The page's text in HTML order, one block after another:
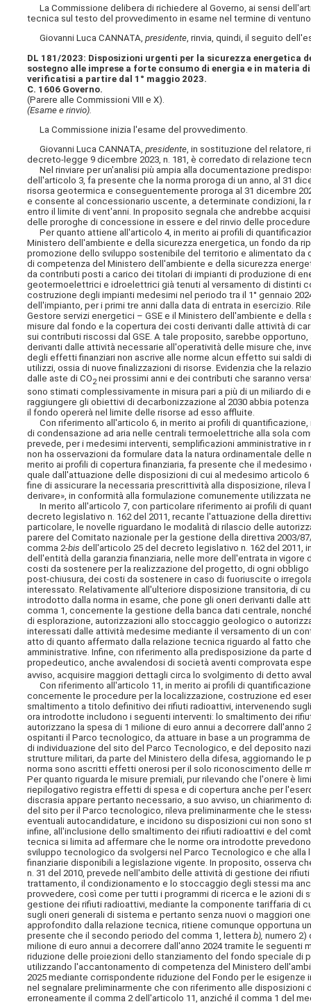
La Commissione delibera di richiedere al Governo, ai sensi
tecnica sul testo del provvedimento in esame nel termine di
Giovanni Luca CANNATA,presidente, rinvia, quindi, il seguito
DL 181/2023: Disposizioni urgenti per la sicurezza energetica
sostegno alle imprese a forte consumo di energia e in
verificatisi a partire dal 1° maggio 2023.
C. 1606 Governo.
(Parere alle Commissioni VIII e X).
(Esame e rinvio).
La Commissione inizia l'esame del provvedimento.
Giovanni Luca CANNATA,presidente, in sostituzione del relatore,
decreto-legge 9 dicembre 2023, n. 181, è corredato di relazione
Nel rinviare per un'analisi più ampia alla documentazione
dell'articolo 3, fa presente che la norma proroga di un anno, al 31
risorsa geotermica e conseguentemente proroga al 31 dicembre
e consente al concessionario uscente, a determinate condizioni,
entro il limite di vent'anni. In proposito segnala che andrebbe
delle proroghe di concessione in essere e del rinvio delle
Per quanto attiene all'articolo 4, in merito ai profili di
Ministero dell'ambiente e della sicurezza energetica, un fondo da
promozione dello sviluppo sostenibile del territorio e alimentato
di competenza del Ministero dell'ambiente e della sicurezza
da contributi posti a carico dei titolari di impianti di produzione di
geotermoelettrici e idroelettrici già tenuti al versamento di distinti
costruzione degli impianti medesimi nel periodo tra il 1° gennaio
dell'impianto, per i primi tre anni dalla data di entrata in esercizio.
Gestore servizi energetici – GSE e il Ministero dell'ambiente e
misure dal fondo e la copertura dei costi derivanti dalle attività di
sui contributi riscossi dal GSE. A tale proposito, sarebbe
derivanti dalle attività necessarie all'operatività delle misure che,
degli effetti finanziari non ascrive alle norme alcun effetto sui saldi
utilizzi, ossia di nuove finalizzazioni di risorse. Evidenzia che la
dalle aste di CO2 nei prossimi anni e dei contributi che saranno
sono stimati complessivamente in misura pari a più di un miliardo
raggiungere gli obiettivi di decarbonizzazione al 2030 abbia
il fondo opererà nel limite delle risorse ad esso affluite.
Con riferimento all'articolo 6, in merito ai profili di
di condensazione ad aria nelle centrali termoelettriche alla sola
prevede, per i medesimi interventi, semplificazioni amministrative
non ha osservazioni da formulare data la natura ordinamentale
merito ai profili di copertura finanziaria, fa presente che il
quale dall'attuazione delle disposizioni di cui al medesimo articolo
fine di assicurare la necessaria prescrittività alla disposizione,
derivare», in conformità alla formulazione comunemente utilizzata
In merito all'articolo 7, con particolare riferimento ai profili di
decreto legislativo n. 162 del 2011, recante l'attuazione della
particolare, le novelle riguardano le modalità di rilascio delle
parere del Comitato nazionale per la gestione della direttiva 2003/
comma 2-bis dell'articolo 25 del decreto legislativo n. 162 del 2011,
dell'entità della garanzia finanziaria, nelle more dell'entrata in
costi da sostenere per la realizzazione del progetto, di ogni
post-chiusura, dei costi da sostenere in caso di fuoriuscite o
interessato. Relativamente all'ulteriore disposizione transitoria, di
introdotto dalla norma in esame, che pone gli oneri derivanti dalle
comma 1, concernente la gestione della banca dati centrale,
di esplorazione, autorizzazioni allo stoccaggio geologico o
interessati dalle attività medesime mediante il versamento di un
atto di quanto affermato dalla relazione tecnica riguardo al fatto
amministrative. Infine, con riferimento alla predisposizione da
propedeutico, anche avvalendosi di società aventi comprovata
avviso, acquisire maggiori dettagli circa lo svolgimento di detto
Con riferimento all'articolo 11, in merito ai profili di
concernente le procedure per la localizzazione, costruzione ed
smaltimento a titolo definitivo dei rifiuti radioattivi, intervenendo
ora introdotte includono i seguenti interventi: lo smaltimento dei
autorizzano la spesa di 1 milione di euro annui a decorrere
ospitanti il Parco tecnologico, da attuare in base a un programma
di individuazione del sito del Parco Tecnologico, e del deposito
strutture militari, da parte del Ministero della difesa, aggiornando
norma sono ascritti effetti onerosi per il solo riconoscimento delle
Per quanto riguarda le misure premiali, pur rilevando che l'onere è
riepilogativo registra effetti di spesa e di copertura anche per
discrasia appare pertanto necessario, a suo avviso, un chiarimento
del sito per il Parco tecnologico, rileva preliminarmente che le
eventuali autocandidature, e incidono su disposizioni cui non sono
infine, all'inclusione dello smaltimento dei rifiuti radioattivi e del
tecnica si limita ad affermare che le norme ora introdotte
sviluppo tecnologico da svolgersi nel Parco Tecnologico e che
finanziarie disponibili a legislazione vigente. In proposito, osserva
n. 31 del 2010, prevede nell'ambito delle attività di gestione dei
trattamento, il condizionamento e lo stoccaggio degli stessi ma
provvedere, così come per tutti i programmi di ricerca e le azioni
gestione dei rifiuti radioattivi, mediante la componente tariffaria di
sugli oneri generali di sistema e pertanto senza nuovi o maggiori
approfondito dalla relazione tecnica, ritiene comunque opportuna
presente che il secondo periodo del comma 1, letterab), numero 2)
milione di euro annui a decorrere dall'anno 2024 tramite le
riduzione delle proiezioni dello stanziamento del fondo speciale di
utilizzando l'accantonamento di competenza del Ministero
2025 mediante corrispondente riduzione del Fondo per le esigenze
nel segnalare preliminarmente che con riferimento alle
erroneamente il comma 2 dell'articolo 11, anziché il comma 1 del